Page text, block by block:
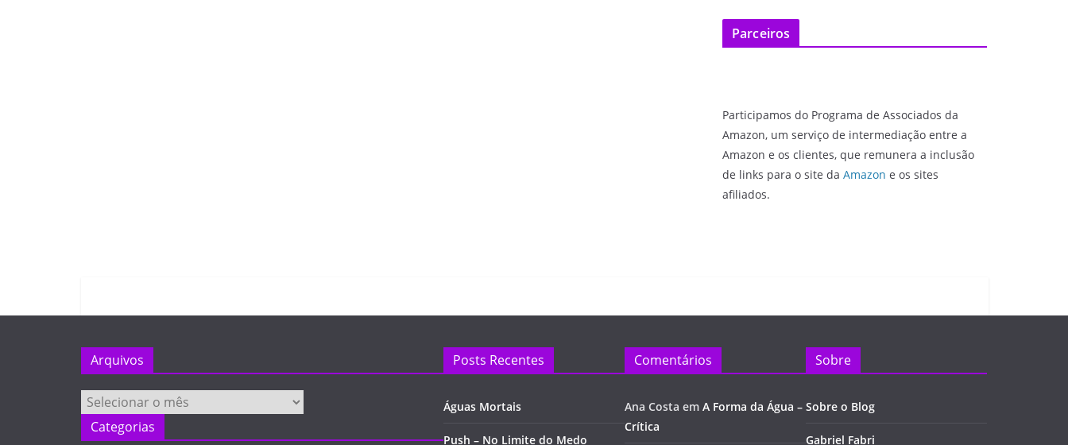
Parceiros
Participamos do Programa de Associados da
Amazon, um serviço de intermediação entre a
Amazon e os clientes, que remunera a inclusão
de links para o site da Amazon e os sites
afiliados.
Arquivos
Arquivos
Categorias
Posts Recentes
Águas Mortais
Push – No Limite do Medo
Comentários
Ana Costa em A Forma da Água –
Crítica
Sobre
Sobre o Blog
Gabriel Fabri